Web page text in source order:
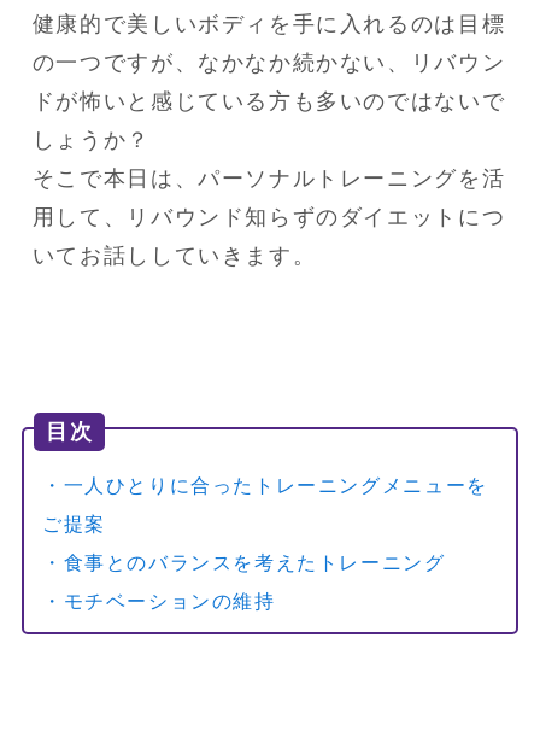
健康的で美しいボディを手に入れるのは目標
の一つですが、なかなか続かない、リバウン
ドが怖いと感じている方も多いのではないで
しょうか？
そこで本日は、パーソナルトレーニングを活
用して、リバウンド知らずのダイエットにつ
いてお話ししていきます。
目次
・一人ひとりに合ったトレーニングメニューを
ご提案
・食事とのバランスを考えたトレーニング
・モチベーションの維持